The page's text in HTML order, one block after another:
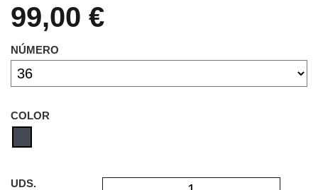
99,00 €
NÚMERO
COLOR
UDS.